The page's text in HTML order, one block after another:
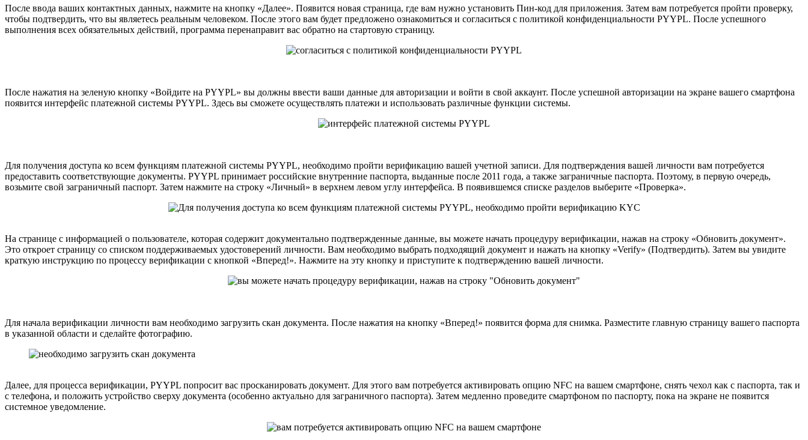
После ввода ваших контактных данных, нажмите на кнопку «Далее». Появится новая страница, где вам нужно установить Пин-код для приложения. Затем вам потребуется пройти проверку,
чтобы подтвердить, что вы являетесь реальным человеком. После этого вам будет предложено ознакомиться и согласиться с политикой конфиденциальности PYYPL. После успешного
выполнения всех обязательных действий, программа перенаправит вас обратно на стартовую страницу.
После нажатия на зеленую кнопку «Войдите на PYYPL» вы должны ввести ваши данные для авторизации и войти в свой аккаунт. После успешной авторизации на экране вашего смартфона
появится интерфейс платежной системы PYYPL. Здесь вы сможете осуществлять платежи и использовать различные функции системы.
Для получения доступа ко всем функциям платежной системы PYYPL, необходимо пройти верификацию вашей учетной записи. Для подтверждения вашей личности вам потребуется
предоставить соответствующие документы. PYYPL принимает российские внутренние паспорта, выданные после 2011 года, а также заграничные паспорта. Поэтому, в первую очередь,
возьмите свой заграничный паспорт. Затем нажмите на строку «Личный» в верхнем левом углу интерфейса. В появившемся списке разделов выберите «Проверка».
На странице с информацией о пользователе, которая содержит документально подтвержденные данные, вы можете начать процедуру верификации, нажав на строку «Обновить документ».
Это откроет страницу со списком поддерживаемых удостоверений личности. Вам необходимо выбрать подходящий документ и нажать на кнопку «Verify» (Подтвердить). Затем вы увидите
краткую инструкцию по процессу верификации с кнопкой «Вперед!». Нажмите на эту кнопку и приступите к подтверждению вашей личности.
Для начала верификации личности вам необходимо загрузить скан документа. После нажатия на кнопку «Вперед!» появится форма для снимка. Разместите главную страницу вашего паспорта
в указанной области и сделайте фотографию.
Далее, для процесса верификации, PYYPL попросит вас просканировать документ. Для этого вам потребуется активировать опцию NFC на вашем смартфоне, снять чехол как с паспорта, так и
с телефона, и положить устройство сверху документа (особенно актуально для заграничного паспорта). Затем медленно проведите смартфоном по паспорту, пока на экране не появится
системное уведомление.